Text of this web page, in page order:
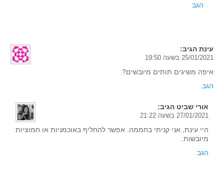
הגב
עינת הגיב:
25/01/2021 בשעה 19:50
איפה משיגים תותים מיובשים?
הגב
אורי שביט הגיב:
27/01/2021 בשעה 21:22
היי עינת, אני קניתי בחממה. אפשר להחליף באוכמניות או חמוציות
מיובשות.
הגב